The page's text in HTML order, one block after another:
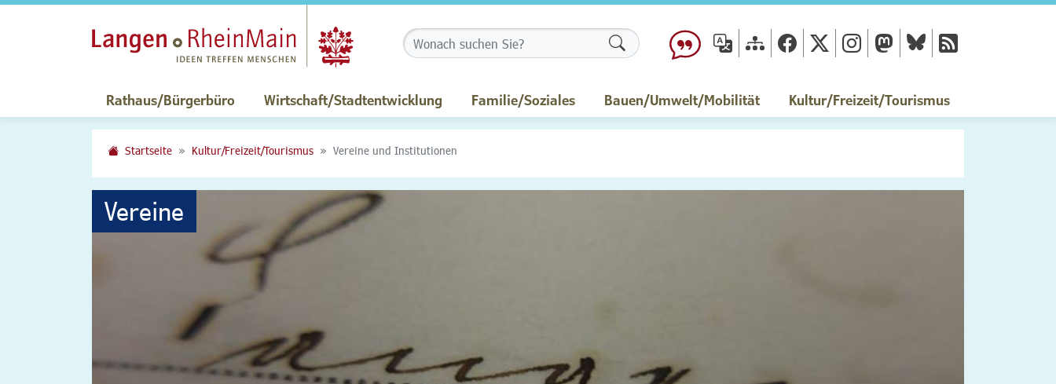
Formularschaltfläche
Rathaus/Bürgerbüro Wirtschaft/Stadtentwicklung Familie/Soziales Bauen/Umwelt/Mobilität Kultur/Freizeit/Tourismus
Startseite Kultur/Freizeit/Tourismus Vereine und Institutionen
Vereine